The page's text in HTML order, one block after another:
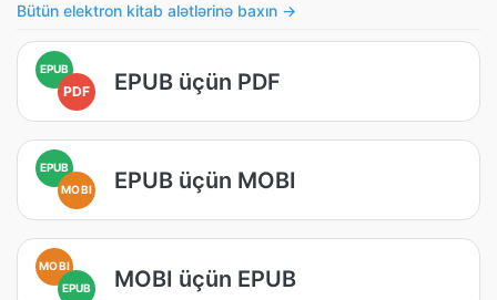
Bütün elektron kitab alətlərinə baxın →
EPUB
PDF EPUB üçün PDF
EPUB
MOBI
EPUB üçün MOBI
MOBI
EPUB
MOBI üçün EPUB